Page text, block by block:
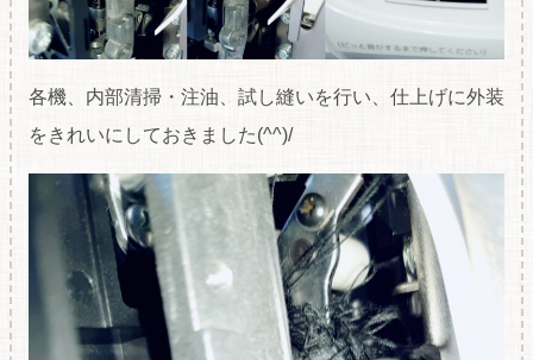
各機、内部清掃・注油、試し縫いを行い、仕上げに外装
をきれいにしておきました(^^)/